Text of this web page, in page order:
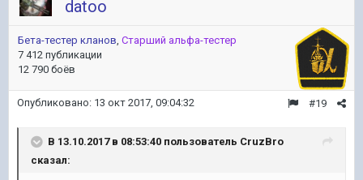
datoo
Бета-тестер кланов, Старший альфа-тестер
7 412 публикации
12 790 боёв
#19
Опубликовано: 13 окт 2017, 09:04:32
В 13.10.2017 в 08:53:40 пользователь CruzBro
сказал: